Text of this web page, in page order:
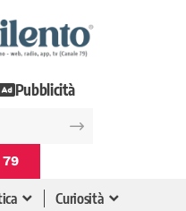
Pubblicità
Curiosità